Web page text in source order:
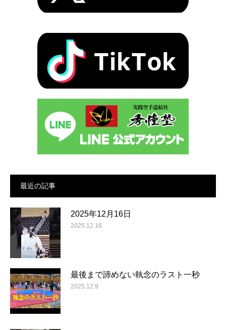
最近の記事
2025年12月16日
2025.12.16
最後まで諦めない執念のラスト一秒
2025.12.9